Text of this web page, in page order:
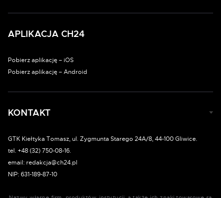
APLIKACJA CH24
Pobierz aplikację – iOS
Pobierz aplikację – Android
KONTAKT
GTK Kiełtyka Tomasz, ul. Zygmunta Starego 24A/8, 44-100 Gliwice.
tel. +48 (32) 750-08-16.
email: redakcja@ch24.pl
NIP: 631-189-87-10